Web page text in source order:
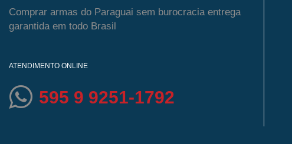
Comprar armas do Paraguai sem burocracia entrega
garantida em todo Brasil
ATENDIMENTO ONLINE
595 9 9251-1792